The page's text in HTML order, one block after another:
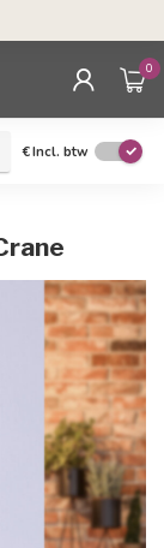
0
€Incl. btw